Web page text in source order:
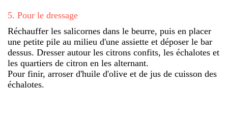
5. Pour le dressage
Réchauffer les salicornes dans le beurre, puis en placer
une petite pile au milieu d'une assiette et déposer le bar
dessus. Dresser autour les citrons confits, les échalotes et
les quartiers de citron en les alternant.
Pour finir, arroser d'huile d'olive et de jus de cuisson des
échalotes.